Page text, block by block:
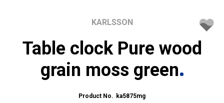
KARLSSON
Table clock Pure wood
grain moss green
ka5875mg